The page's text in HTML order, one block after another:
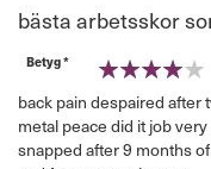
bästa arbetsskor
Betyg *
back pain despaired after
metal peace did it job
snapped after 9 months